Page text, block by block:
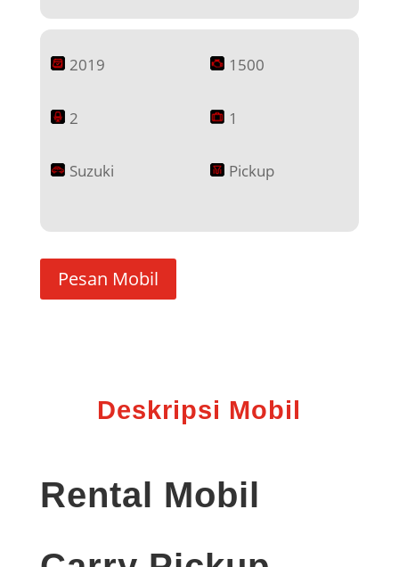
2019 1500
2 1
Suzuki Pickup
Pesan Mobil
Deskripsi Mobil
Rental Mobil